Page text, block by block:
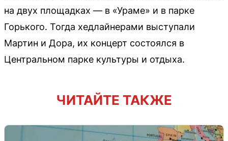
на двух площадках — в «Ураме» и в парке
Горького. Тогда хедлайнерами выступали
Мартин и Дора, их концерт состоялся в
Центральном парке культуры и отдыха.
ЧИТАЙТЕ ТАКЖЕ